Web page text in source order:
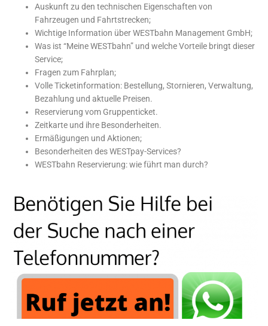
Auskunft zu den technischen Eigenschaften von
Fahrzeugen und Fahrtstrecken;
Wichtige Information über WESTbahn Management GmbH;
Was ist “Meine WESTbahn” und welche Vorteile bringt dieser
Service;
Fragen zum Fahrplan;
Volle Ticketinformation: Bestellung, Stornieren, Verwaltung,
Bezahlung und aktuelle Preisen.
Reservierung vom Gruppenticket.
Zeitkarte und ihre Besonderheiten.
Ermäßigungen und Aktionen;
Besonderheiten des WESTpay-Services?
WESTbahn Reservierung: wie führt man durch?